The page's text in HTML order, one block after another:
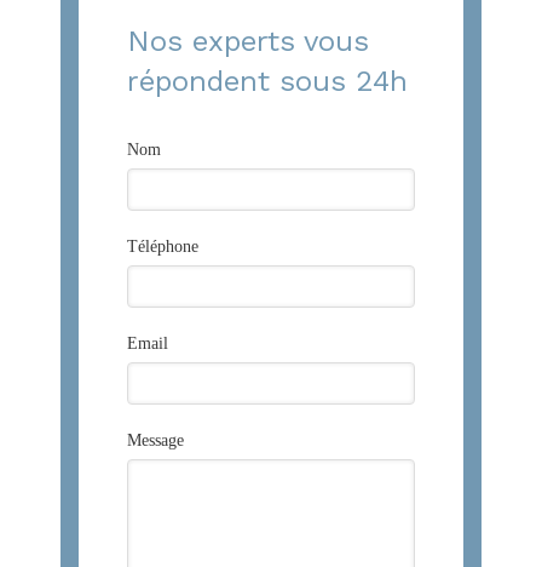
Nos experts vous
répondent sous 24h
Nom
Téléphone
Email
Message